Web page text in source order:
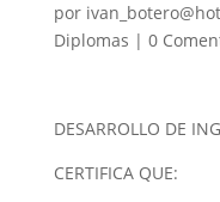
por
Diplomas | 0
DESARROLLO DE
CERTIFICA QUE: